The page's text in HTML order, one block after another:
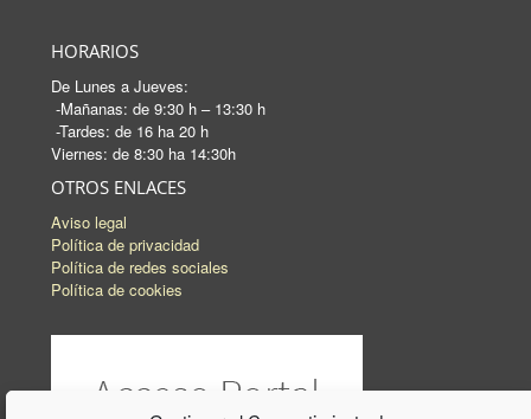
HORARIOS
De Lunes a Jueves:
-Mañanas: de 9:30 h – 13:30 h
-Tardes: de 16 ha 20 h
Viernes: de 8:30 ha 14:30h
OTROS ENLACES
Aviso legal
Política de privacidad
Política de redes sociales
Política de cookies